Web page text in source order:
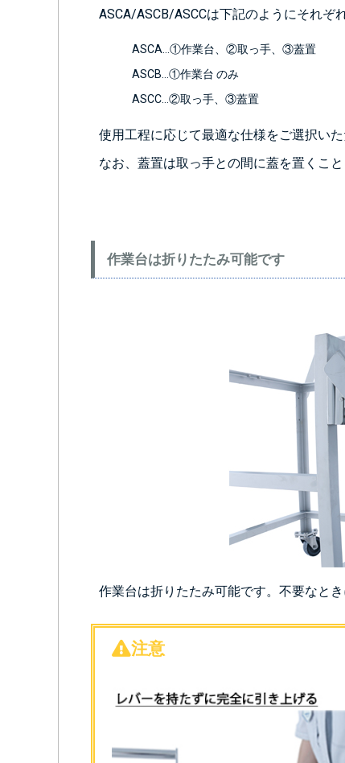
ASCA/ASCB/ASCCは下記のようにそれぞ
ASCA…①作業台、②取っ手、③蓋置
ASCB…①作業台 のみ
ASCC…②取っ手、③蓋置
使用工程に応じて最適な仕様をご選択い
なお、蓋置は取っ手との間に蓋を置くこ
作業台は折りたたみ可能です
作業台は折りたたみ可能です。不要なと
注意